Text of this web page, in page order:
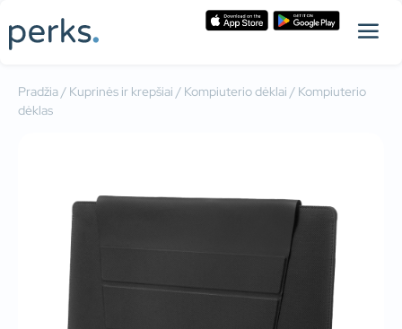
Pradžia/ Kuprinės ir krepšiai / Kompiuterio dėklai / Kompiuterio
dėklas